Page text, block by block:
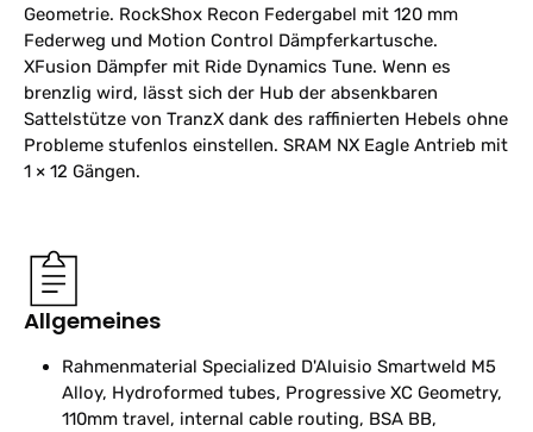
Geometrie. RockShox Recon Federgabel mit 120 mm
Federweg und Motion Control Dämpferkartusche.
XFusion Dämpfer mit Ride Dynamics Tune. Wenn es
brenzlig wird, lässt sich der Hub der absenkbaren
Sattelstütze von TranzX dank des raffinierten Hebels ohne
Probleme stufenlos einstellen. SRAM NX Eagle Antrieb mit
1 × 12 Gängen.
Allgemeines
Rahmenmaterial Specialized D'Aluisio Smartweld M5
Alloy, Hydroformed tubes, Progressive XC Geometry,
110mm travel, internal cable routing, BSA BB,